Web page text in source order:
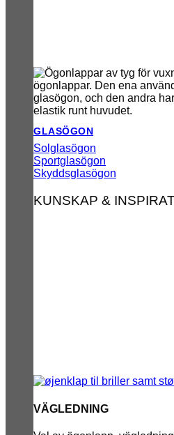
GLASÖGON
Solglasögon
Sportglasögon
Skyddsglasögon
KUNSKAP &
VÄGLEDNING